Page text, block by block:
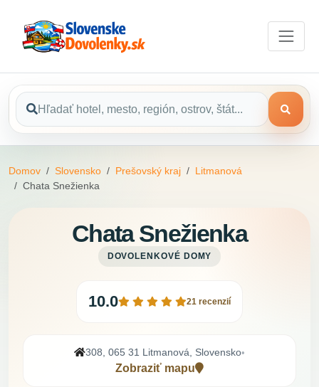
Domov Slovensko Prešovský kraj
Litmanová
Chata Snežienka
Chata Snežienka
DOVOLENKOVÉ DOMY
10.0 21 recenzií
308, 065 31 Litmanová, Slovensko•
Zobraziť mapu